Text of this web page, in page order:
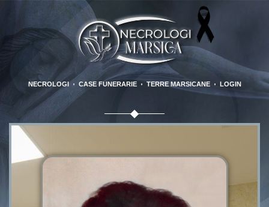
NECROLOGI CASE FUNERARIE TERRE MARSICANE LOGIN